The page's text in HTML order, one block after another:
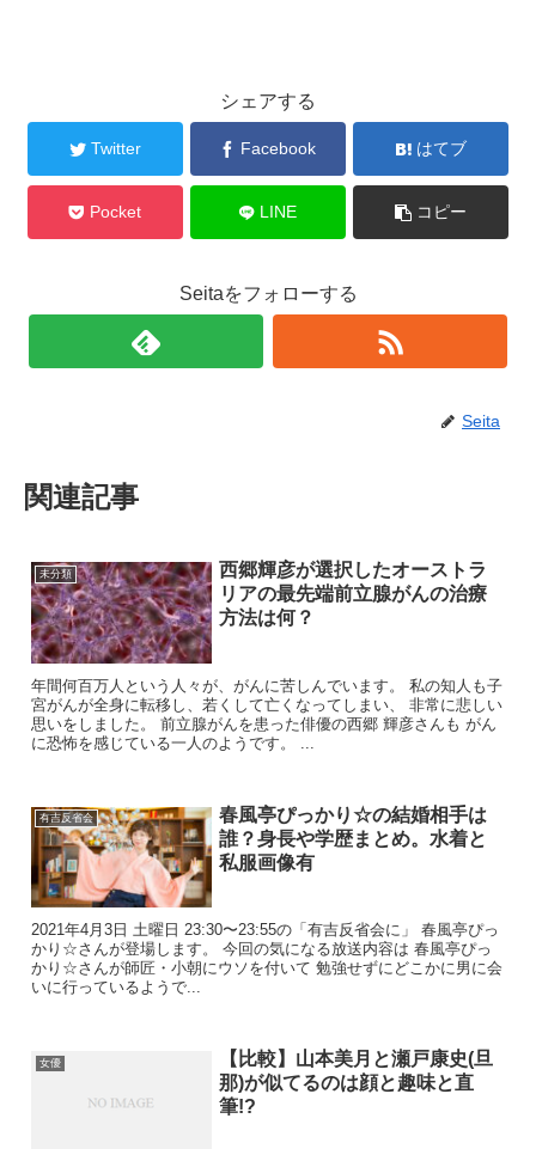
シェアする
Twitter Facebook はてブ
Pocket LINE コピー
Seitaをフォローする
Seita
関連記事
未分類
西郷輝彦が選択したオーストラ
リアの最先端前立腺がんの治療
方法は何？
年間何百万人という人々が、がんに苦しんでいます。 私の知人も子
宮がんが全身に転移し、若くして亡くなってしまい、 非常に悲しい
思いをしました。 前立腺がんを患った俳優の西郷 輝彦さんも がん
に恐怖を感じている一人のようです。 ...
有吉反省会
春風亭ぴっかり☆の結婚相手は
誰？身長や学歴まとめ。水着と
私服画像有
2021年4月3日 土曜日 23:30〜23:55の「有吉反省会に」 春風亭ぴっ
かり☆さんが登場します。 今回の気になる放送内容は 春風亭ぴっ
かり☆さんが師匠・小朝にウソを付いて 勉強せずにどこかに男に会
いに行っているようで...
女優
【比較】山本美月と瀬戸康史(旦
那)が似てるのは顔と趣味と直
筆!?